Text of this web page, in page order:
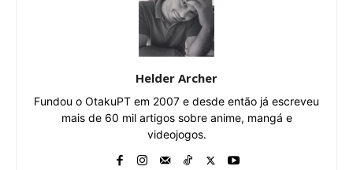
Helder Archer
Fundou o OtakuPT em 2007 e desde então já escreveu
mais de 60 mil artigos sobre anime, mangá e
videojogos.